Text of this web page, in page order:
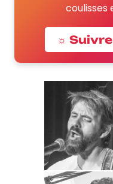
coulisses
☼